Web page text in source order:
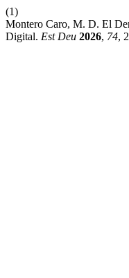
(1)
Montero Caro, M. D. El
Digital. Est Deu 2026, 74,